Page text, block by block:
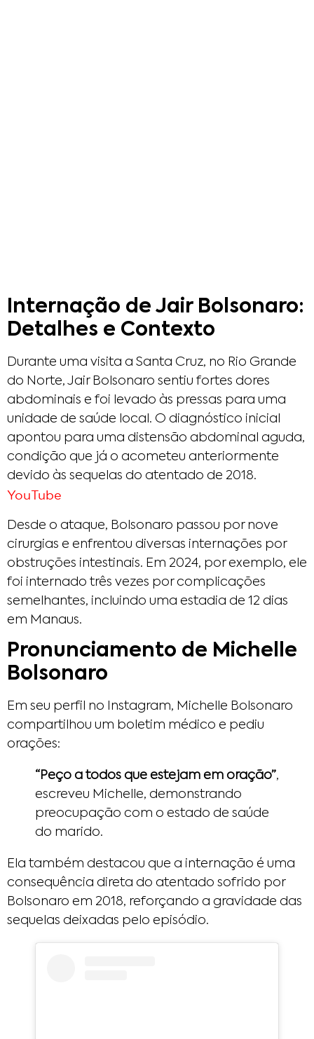
Internação de Jair Bolsonaro:
Detalhes e Contexto
Durante uma visita a Santa Cruz, no Rio Grande
do Norte, Jair Bolsonaro sentiu fortes dores
abdominais e foi levado às pressas para uma
unidade de saúde local. O diagnóstico inicial
apontou para uma distensão abdominal aguda,
condição que já o acometeu anteriormente
devido às sequelas do atentado de 2018.​
YouTube
Desde o ataque, Bolsonaro passou por nove
cirurgias e enfrentou diversas internações por
obstruções intestinais. Em 2024, por exemplo, ele
foi internado três vezes por complicações
semelhantes, incluindo uma estadia de 12 dias
em Manaus.​
Pronunciamento de Michelle
Bolsonaro
Em seu perfil no Instagram, Michelle Bolsonaro
compartilhou um boletim médico e pediu
orações:​
“Peço a todos que estejam em oração”,
escreveu Michelle, demonstrando
preocupação com o estado de saúde
do marido.​
Ela também destacou que a internação é uma
consequência direta do atentado sofrido por
Bolsonaro em 2018, reforçando a gravidade das
sequelas deixadas pelo episódio.​